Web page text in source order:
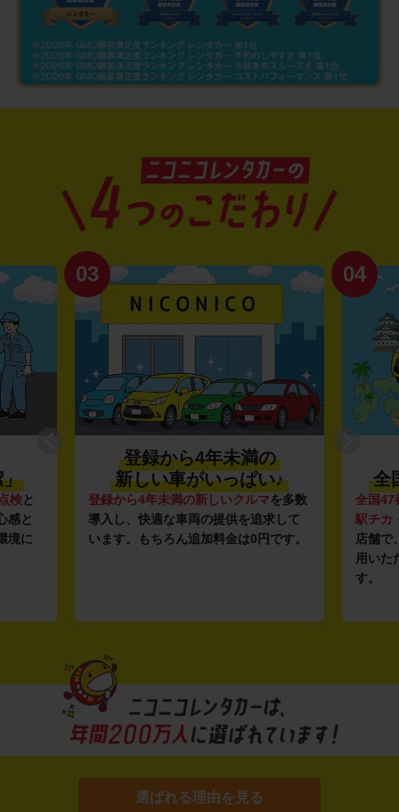
」
検と
感と
境に
03
登録から4年未満の
新しい車がいっぱい♪
登録から4年未満の新しいクルマを多数
導入し、快適な車両の提供を追求して
います。もちろん追加料金は0円です。
04
全
全国47
駅チカ
店舗で
用いた
す。
選ばれる理由を見る